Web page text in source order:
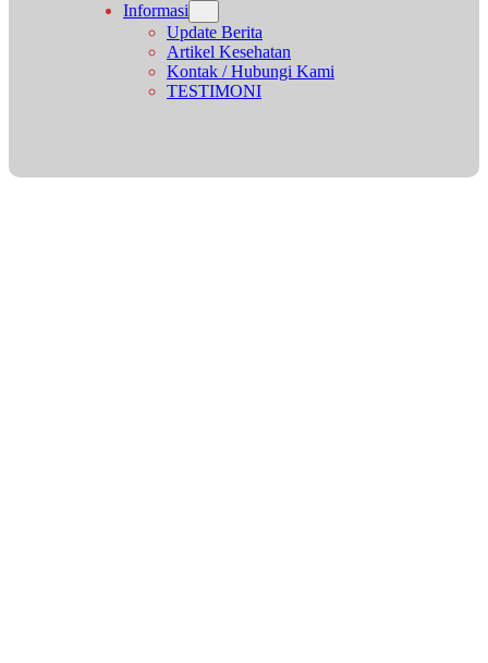
Informasi
Update Berita
Artikel Kesehatan
Kontak / Hubungi Kami
TESTIMONI